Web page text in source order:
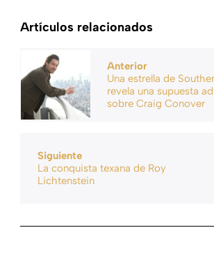
Artículos relacionados
Anterior
Una estrella de
revela una supuesta
sobre Craig Conover
Siguiente
La conquista texana de Roy
Lichtenstein